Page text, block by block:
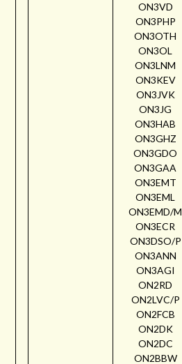
ON3VD
ON3PHP
ON3OTH
ON3OL
ON3LNM
ON3KEV
ON3JVK
ON3JG
ON3HAB
ON3GHZ
ON3GDO
ON3GAA
ON3EMT
ON3EML
ON3EMD/M
ON3ECR
ON3DSO/P
ON3ANN
ON3AGI
ON2RD
ON2LVC/P
ON2FCB
ON2DK
ON2DC
ON2BBW